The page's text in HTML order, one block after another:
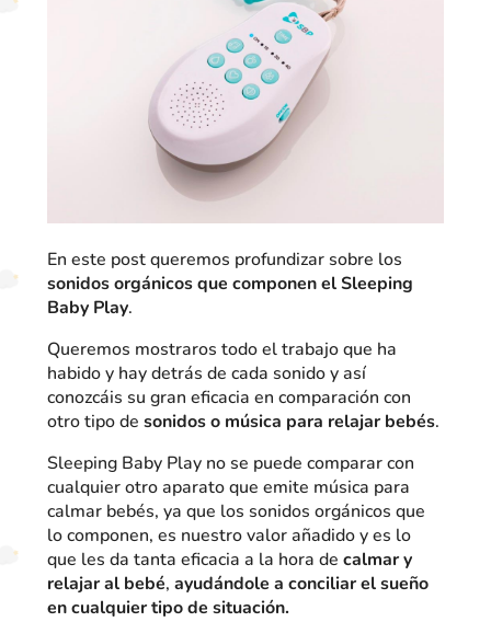
En este post queremos profundizar sobre los
sonidos orgánicos que componen el Sleeping
Baby Play.
Queremos mostraros todo el trabajo que ha
habido y hay detrás de cada sonido y así
conozcáis su gran eficacia en comparación con
otro tipo de sonidos o música para relajar bebés.
Sleeping Baby Play no se puede comparar con
cualquier otro aparato que emite música para
calmar bebés, ya que los sonidos orgánicos que
lo componen, es nuestro valor añadido y es lo
que les da tanta eficacia a la hora de calmar y
relajar al bebé, ayudándole a conciliar el sueño
en cualquier tipo de situación.